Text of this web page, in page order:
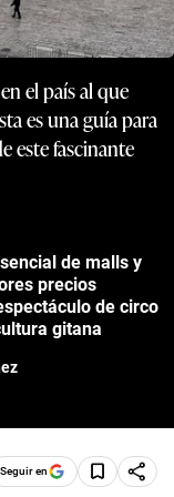
el país al que
es una guía para
este fascinante
de malls y
precios
de circo
gitana
Seguir en